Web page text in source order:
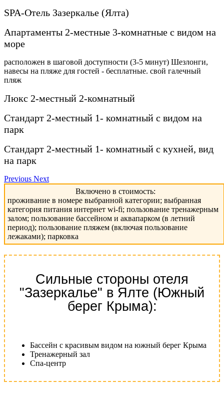
SPA-Отель Зазеркалье (Ялта)
Апартаменты 2-местные 3-комнатные с видом на
море
расположен в шаговой доступности (3-5 минут) Шезлонги,
навесы на пляже для гостей - бесплатные. свой галечный
пляж
Люкс 2-местный 2-комнатный
Стандарт 2-местный 1- комнатный с видом на
парк
Стандарт 2-местный 1- комнатный с кухней, вид
на парк
Previous Next
Включено в стоимость:
проживание в номере выбранной категории; выбранная
категория питания интернет wi-fi; пользование тренажерным
залом; пользование бассейном и аквапарком (в летний
период); пользование пляжем (включая пользование
лежаками); парковка
Сильные стороны отеля
"Зазеркалье" в Ялте (Южный
берег Крыма):
Бассейн с красивым видом на южный берег Крыма
Тренажерный зал
Спа-центр